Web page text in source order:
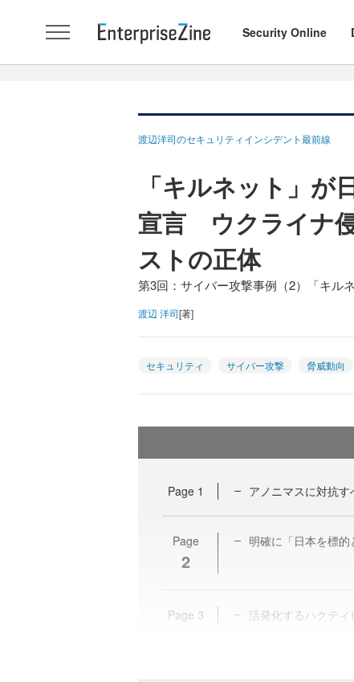
Security Online
渡辺洋司のセキュリティインシデント最前線
「キルネット」が
宣言 ウクライナ
ストの正体
第3回：サイバー攻撃事例（2）「キル
渡辺 洋司[著]
セキュリティ サイバー攻撃 脅威動向
Page 1 アノニマスに対抗す
Page
2
明確に「日本を標
Page 3 活発化するハクテ